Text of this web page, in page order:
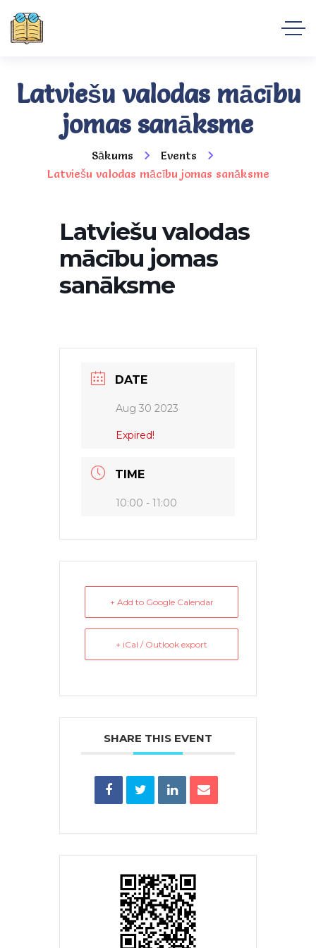
Latviešu valodas mācību
jomas sanāksme
Sākums
Events
Latviešu valodas mācību jomas sanāksme
Latviešu valodas
mācību jomas
sanāksme
DATE
Aug 30 2023
Expired!
TIME
10:00 - 11:00
+ Add to Google Calendar
+ iCal / Outlook export
SHARE THIS EVENT